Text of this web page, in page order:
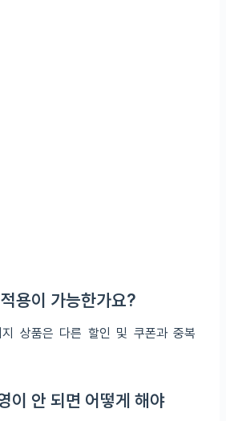
용이 가능한가요?
상품은 다른 할인 및 쿠폰과 중복
이 안 되면 어떻게 해야